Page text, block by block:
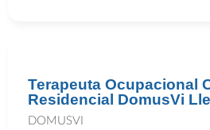
Terapeuta Ocupacional
Residencial DomusVi
DOMUSVI